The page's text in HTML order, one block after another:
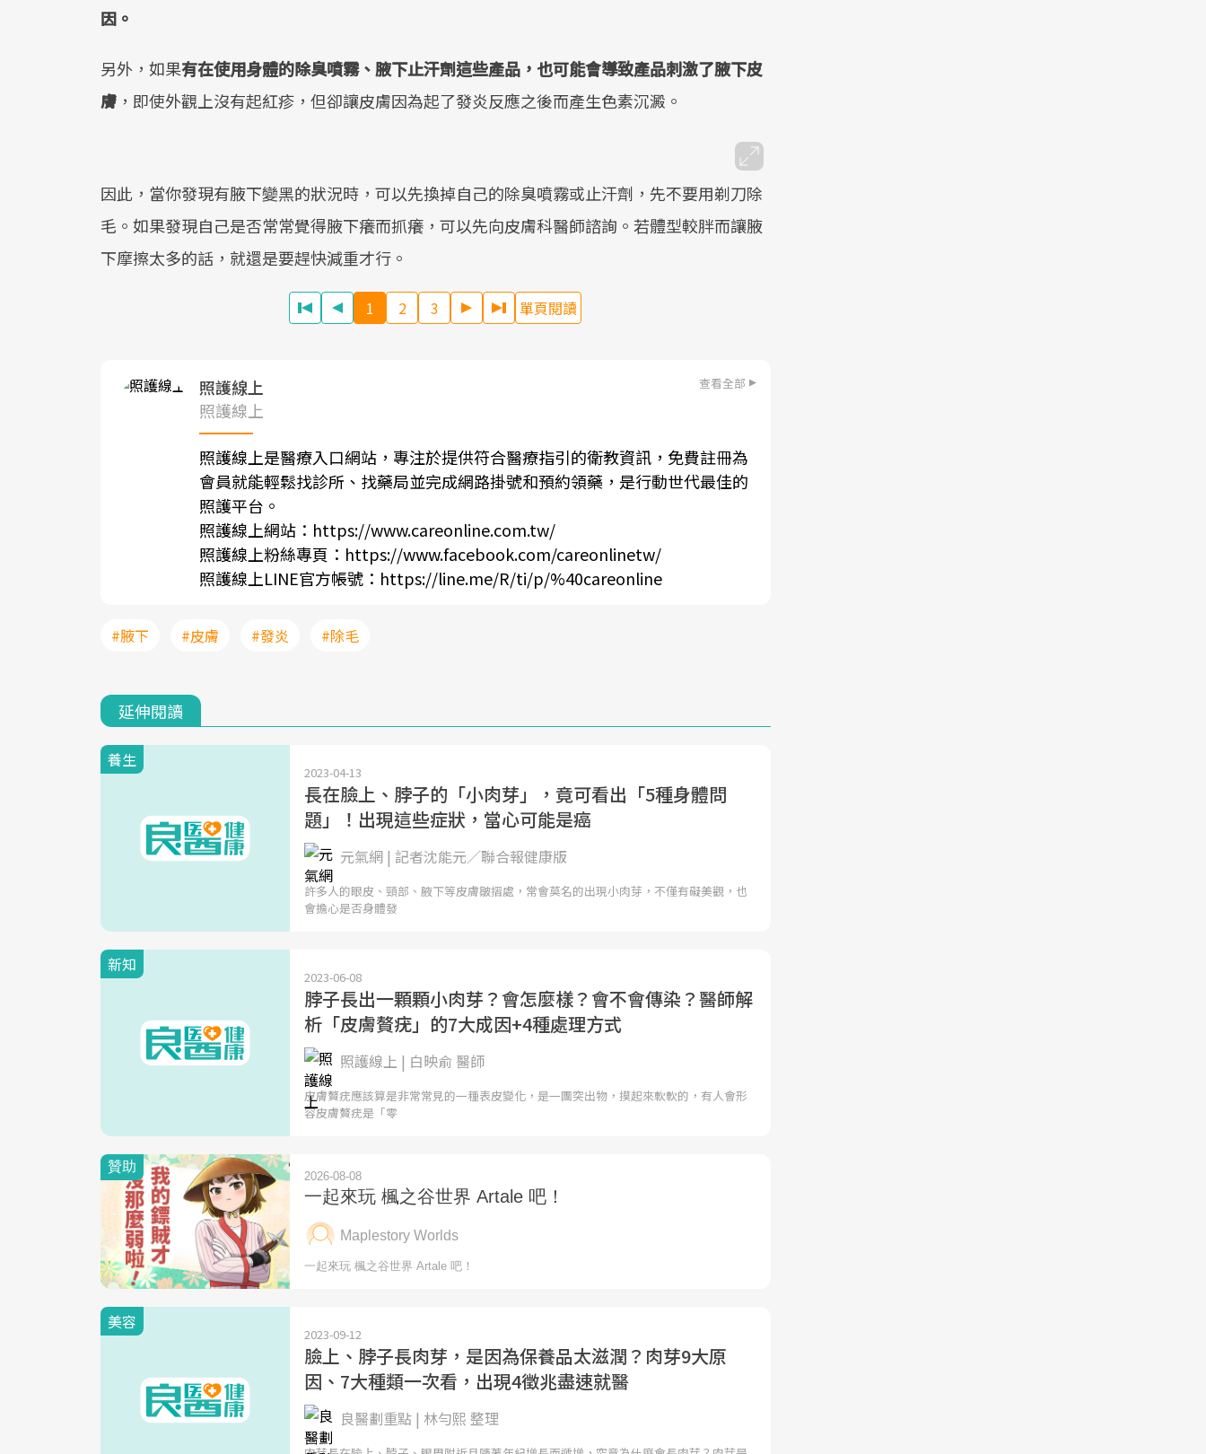
因。
另外，如果有在使用身體的除臭噴霧、腋下止汗劑這些產品，也可能會導致產品刺激了腋下皮
膚 ，即使外觀上沒有起紅疹，但卻讓皮膚因為起了發炎反應之後而產生色素沉澱。
因此，當你發現有腋下變黑的狀況時，可以先換掉自己的除臭噴霧或止汗劑，先不要用剃刀除
毛。如果發現自己是否常常覺得腋下癢而抓癢，可以先向皮膚科醫師諮詢。若體型較胖而讓腋
下摩擦太多的話，就還是要趕快減重才行。
1 2 3 單頁閱讀
照護線上 查看全部
照護線上
照護線上是醫療入口網站，專注於提供符合醫療指引的衛教資訊，免費註冊為
會員就能輕鬆找診所、找藥局並完成網路掛號和預約領藥，是行動世代最佳的
照護平台。
照護線上網站： https://www.careonline.com.tw/
照護線上粉絲專頁： https://www.facebook.com/careonlinetw/
照護線上LINE官方帳號： https://line.me/R/ti/p/%40careonline
#腋下 #皮膚 #發炎 #除毛
延伸閱讀
養生
2023-04-13
長在臉上、脖子的「小肉芽」，竟可看出「5種身體問
題」！出現這些症狀，當心可能是癌
元氣網 | 記者沈能元／聯合報健康版
許多人的眼皮、頸部、腋下等皮膚皺摺處，常會莫名的出現小肉芽，不僅有礙美觀，也
會擔心是否身體發
新知
2023-06-08
脖子長出一顆顆小肉芽？會怎麼樣？會不會傳染？醫師解
析「皮膚贅疣」的7大成因+4種處理方式
照護線上 | 白映俞 醫師
皮膚贅疣應該算是非常常見的一種表皮變化，是一團突出物，摸起來軟軟的，有人會形
容皮膚贅疣是「零
美容
2023-09-12
臉上、脖子長肉芽，是因為保養品太滋潤？肉芽9大原
因、7大種類一次看，出現4徵兆盡速就醫
良醫劃重點 | 林勻熙 整理